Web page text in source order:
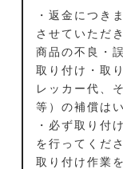
・返金につき
させていただ
商品の不良・
取り付け・取
レッカー代、
等）の補償は
・必ず取り付
を行ってくださ
取り付け作業